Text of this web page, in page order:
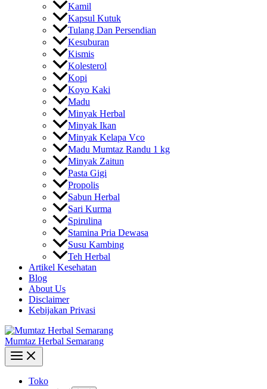
Kamil
Kapsul Kutuk
Tulang Dan Persendian
Kesuburan
Kismis
Kolesterol
Kopi
Koyo Kaki
Madu
Minyak Herbal
Minyak Ikan
Minyak Kelapa Vco
Madu Mumtaz Randu 1 kg
Minyak Zaitun
Pasta Gigi
Propolis
Sabun Herbal
Sari Kurma
Spirulina
Stamina Pria Dewasa
Susu Kambing
Teh Herbal
Artikel Kesehatan
Blog
About Us
Disclaimer
Kebijakan Privasi
Mumtaz Herbal Semarang
Toko